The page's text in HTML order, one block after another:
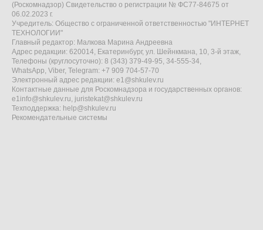
(Роскомнадзор) Свидетельство о регистрации № ФС77-84675 от
06.02.2023 г.
Учредитель: Общество с ограниченной ответственностью "ИНТЕРНЕТ
ТЕХНОЛОГИИ"
Главный редактор: Малкова Марина Андреевна
Адрес редакции: 620014, Екатеринбург, ул. Шейнкмана, 10, 3-й этаж,
Телефоны (круглосуточно): 8 (343) 379-49-95, 34-555-34,
WhatsApp, Viber, Telegram: +7 909 704-57-70
Электронный адрес редакции: e1@shkulev.ru
Контактные данные для Роскомнадзора и государственных органов:
e1info@shkulev.ru, juristekat@shkulev.ru
Техподдержка: help@shkulev.ru
Рекомендательные системы